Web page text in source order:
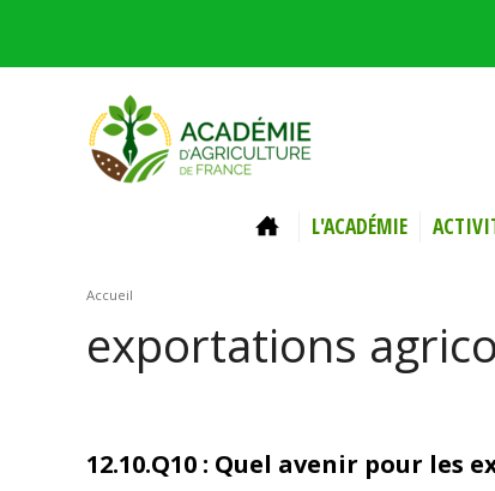
ACCUEILL'ACADÉMIE
Vous êtes ici
Accueil
exportations
12.10.Q10 : Quel avenir pour les